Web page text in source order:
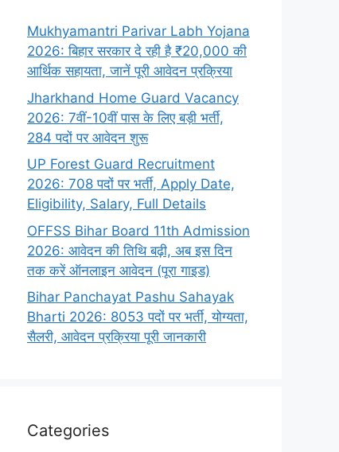
Mukhyamantri Parivar Labh Yojana
2026: बिहार सरकार दे रही है ₹20,000 की
आर्थिक सहायता, जानें पूरी आवेदन प्रक्रिया
Jharkhand Home Guard Vacancy
2026: 7वीं-10वीं पास के लिए बड़ी भर्ती,
284 पदों पर आवेदन शुरू
UP Forest Guard Recruitment
2026: 708 पदों पर भर्ती, Apply Date,
Eligibility, Salary, Full Details
OFFSS Bihar Board 11th Admission
2026: आवेदन की तिथि बढ़ी, अब इस दिन
तक करें ऑनलाइन आवेदन (पूरा गाइड)
Bihar Panchayat Pashu Sahayak
Bharti 2026: 8053 पदों पर भर्ती, योग्यता,
सैलरी, आवेदन प्रक्रिया पूरी जानकारी
Categories